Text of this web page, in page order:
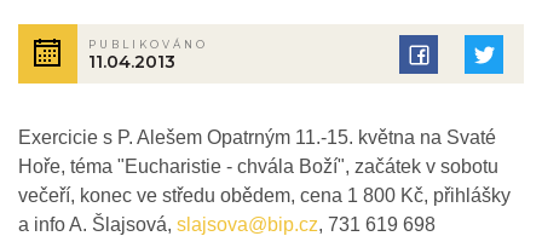
PUBLIKOVÁNO
11.04.2013
Exercicie s P. Alešem Opatrným 11.-15. května na Svaté
Hoře, téma "Eucharistie - chvála Boží", začátek v sobotu
večeří, konec ve středu obědem, cena 1 800 Kč, přihlášky
a info A. Šlajsová, slajsova@bip.cz, 731 619 698